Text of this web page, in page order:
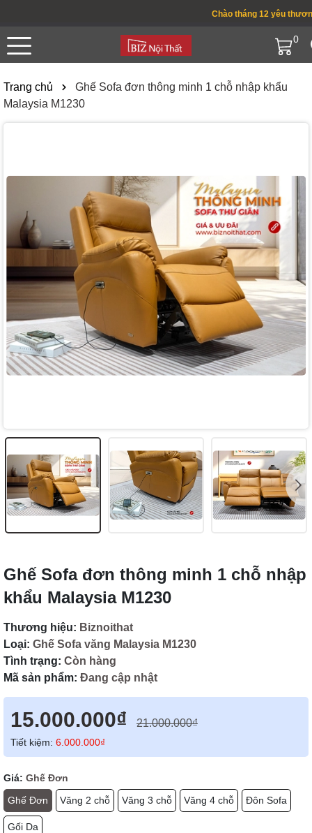
Chào tháng 12 yêu
0
Trang chủ
Ghế Sofa đơn thông minh 1 chỗ nhập khẩu
Malaysia M1230
Ghế Sofa đơn thông minh 1 chỗ nhập
khẩu Malaysia M1230
Thương hiệu: Biznoithat
Loại: Ghế Sofa văng Malaysia M1230
Tình trạng: Còn hàng
Mã sản phẩm: Đang cập nhật
15.000.000₫ 21.000.000₫
Tiết kiệm: 6.000.000₫
Giá: Ghế Đơn
Ghế Đơn
Văng 2 chỗ Văng 3 chỗ Văng 4 chỗ Đôn Sofa
Gối Da